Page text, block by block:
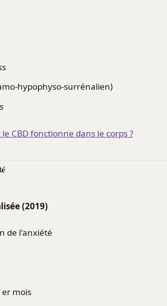
hypophyso-surrénalien)
CBD fonctionne dans le corps ?
(2019)
de l'anxiété
mois